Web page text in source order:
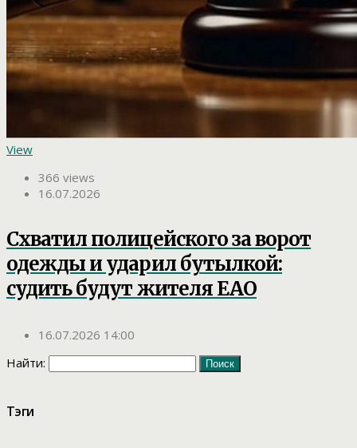
View
366 views
16.07.2026
Схватил полицейского за ворот
одежды и ударил бутылкой:
судить будут жителя ЕАО
16.07.2026 14:00
Найти:
Тэги